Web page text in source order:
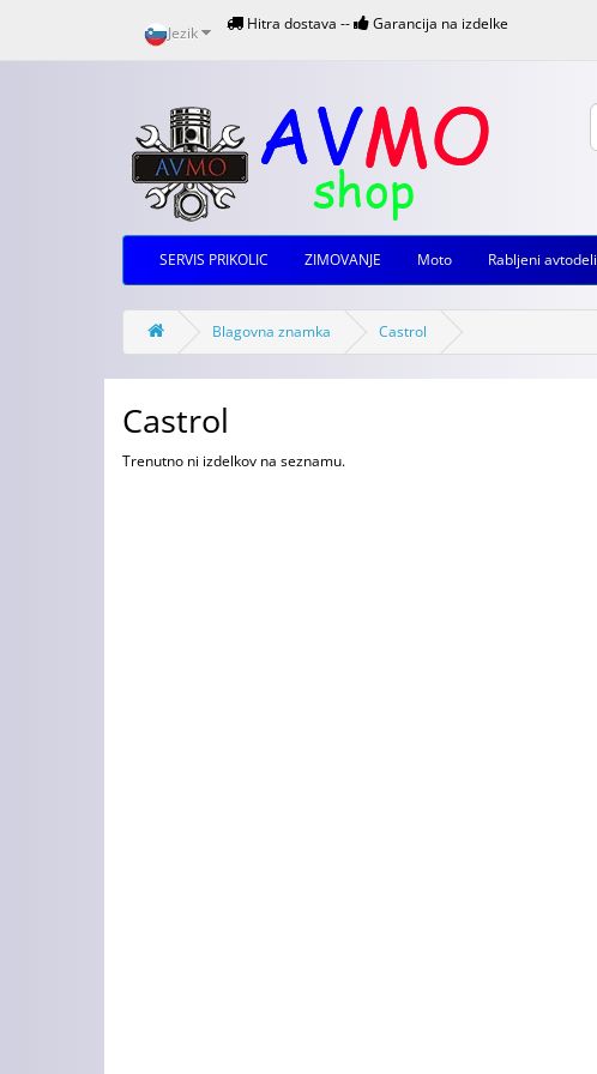
Jezik Hitra dostava -- Garancija na izdelke
SERVIS PRIKOLIC ZIMOVANJE Moto Rabljeni avtodeli
Blagovna znamka Castrol
Castrol
Trenutno ni izdelkov na seznamu.